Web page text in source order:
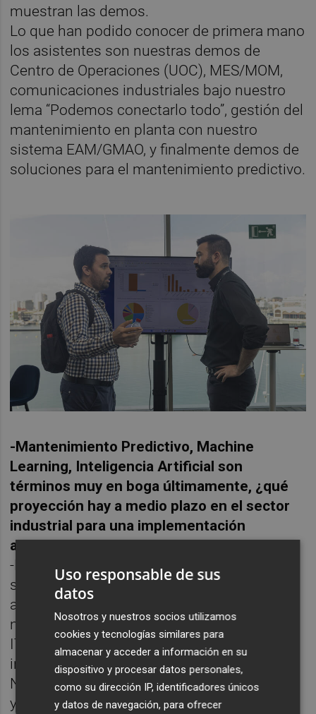
muestran las demos.
Lo que han podido conocer de primera mano
los asistentes son nuestras demos de
Centro de Operaciones (UOC), MES/MOM,
comunicaciones industriales bajo nuestro
lema “Podemos conectarlo todo”, gestión del
mantenimiento en planta con nuestro
sistema EAM/GMAO, y finalmente demos de
soluciones para el mantenimiento predictivo.
-Mantenimiento Predictivo, Machine
Learning, Inteligencia Artificial son
términos muy en boga últimamente, ¿qué
proyección hay a medio plazo en el sector
industrial para una implementación
avanzada de estas tecnologías?
-Estas tecnologías ya son una realidad en el
sector industrial. Sí es cierto que la industria
avanza más cautelosa en la adopción de
nuevas tecnologías que otros sectores más
IT, y tiene todo el sentido del mundo, ¡en
industria tenemos sistemas en producción!
No obstante, se van dando pequeños pasos,
ya que los beneficios son claros. Nosotros
Uso responsable de sus
datos
Nosotros y nuestros socios utilizamos
cookies y tecnologías similares para
almacenar y acceder a información en su
dispositivo y procesar datos personales,
como su dirección IP, identificadores únicos
y datos de navegación, para ofrecer